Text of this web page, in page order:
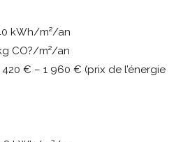
kWh/m²/an
CO?/m²/an
€ – 1 960 € (prix de l’énergie